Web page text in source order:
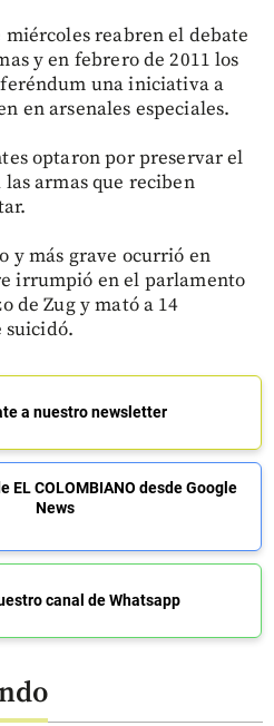
miércoles reabren el debate
y en febrero de 2011 los
una iniciativa a
en arsenales especiales.
optaron por preservar el
armas que reciben
y más grave ocurrió en
irrumpió en el parlamento
de Zug y mató a 14
suicidó.
a nuestro newsletter
EL COLOMBIANO desde Google
News
canal de Whatsapp